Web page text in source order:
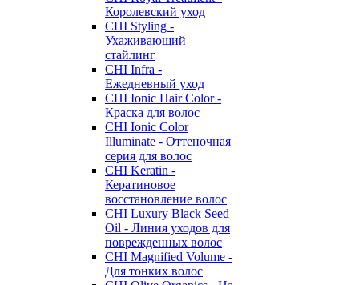
Королевский уход
CHI Styling -
Ухаживающий
стайлинг
CHI Infra -
Ежедневный уход
CHI Ionic Hair Color -
Краска для волос
CHI Ionic Color
Illuminate - Оттеночная
серия для волос
CHI Keratin -
Кератиновое
восстановление волос
CHI Luxury Black Seed
Oil - Линия уходов для
поврежденных волос
CHI Magnified Volume -
Для тонких волос